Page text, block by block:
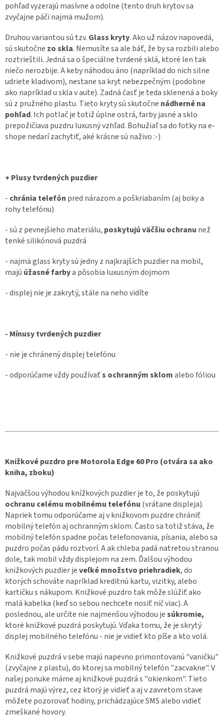
pohľad vyzerajú masívne a odolne (tento druh krytov sa
zvyčajne páči najmä mužom).
Druhou variantou sú tzv. Glass kryty. Ako už názov napovedá,
sú skutočne zo skla. Nemusíte sa ale báť, že by sa rozbili alebo
roztrieštili. Jedná sa o špeciálne tvrdené sklá, ktoré len tak
niečo nerozbije. A keby náhodou áno (napríklad do nich silne
udriete kladivom), nestane sa kryt nebezpečným (podobne
ako napríklad u skla v aute). Zadná časť je teda sklenená a boky
sú z pružného plastu. Tieto kryty sú skutočne nádherné na
pohľad. Ich potlač je totiž úplne ostrá, farby jasné a sklo
prepožičiava puzdru luxusný vzhľad. Bohužiaľ sa do fotky na e-
shope nedarí zachytiť, aké krásne sú naživo :-)
+ Plusy tvrdených puzdier
- chránia telefón pred nárazom a poškriabaním (aj boky a
rohy telefónu)
- sú z pevnejšieho materiálu, poskytujú väčšiu ochranu než
tenké silikónová puzdrá
- najmä glass kryty sú jedny z najkrajších puzdier na mobil,
majú úžasné farbya pôsobia luxusným dojmom
- displej nie je zakrytý, stále na neho vidíte
- Mínusy tvrdených puzdier
- nie je chránený displej telefónu
- odporúčame vždy používaťs ochranným sklomalebo fóliou
Knižkové puzdro pre Motorola Edge 60 Pro (otvára sa ako
kniha, zboku)
Najväčšou výhodou knížkových puzdier je to, že poskytujú
ochranu celému mobilnému telefónu (vrátane displeja).
Napriek tomu odporúčame aj v knižkovom puzdre chrániť
mobilný telefón aj ochranným sklom. Často sa totiž stáva, že
mobilný telefón spadne počas telefonovania, písania, alebo sa
puzdro počas pádu roztvorí. A ak chleba padá natretou stranou
dole, tak mobil vždy displejom na zem. Ďalšou výhodou
knižkových puzdier jeveľké množstvo priehradiek, do
ktorých schováte napríklad kreditnú kartu, vizitky, alebo
kartičku s nákupom. Knižkové puzdro tak môže slúžiť ako
malá kabelka (keď so sebou nechcete nosiť nič viac). A
poslednou, ale určite nie najmenšou výhodou jesúkromie,
ktoré knižkové puzdrá poskytujú. Vďaka tomu, že je skrytý
displej mobilného telefónu - nie je vidieť kto píše a kto volá.
Knižkové puzdrá v sebe majú napevno primontovanú "vaničku"
(zvyčajne z plastu), do ktorej sa mobilný telefón "zacvakne". V
našej ponuke máme aj knižkové puzdrá s "okienkom". Tieto
puzdrá majú výrez, cez ktorý je vidieť a aj v zavretom stave
môžete pozorovať hodiny, prichádzajúce SMS alebo vidieť
zmeškané hovory.